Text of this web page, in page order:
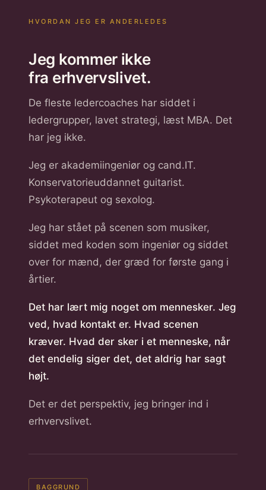
HVORDAN JEG ER ANDERLEDES
Jeg kommer ikke
fra erhvervslivet.
De fleste ledercoaches har siddet i
ledergrupper, lavet strategi, læst MBA. Det
har jeg ikke.
Jeg er akademiingeniør og cand.IT.
Konservatorieuddannet guitarist.
Psykoterapeut og sexolog.
Jeg har stået på scenen som musiker,
siddet med koden som ingeniør og siddet
over for mænd, der græd for første gang i
årtier.
Det har lært mig noget om mennesker. Jeg
ved, hvad kontakt er. Hvad scenen
kræver. Hvad der sker i et menneske, når
det endelig siger det, det aldrig har sagt
højt.
Det er det perspektiv, jeg bringer ind i
erhvervslivet.
BAGGRUND